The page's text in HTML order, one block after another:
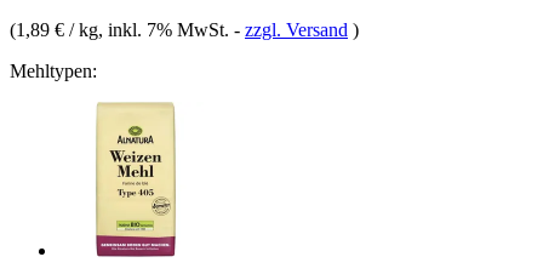
(1,89 € / kg, inkl. 7% MwSt. - zzgl. Versand )
Mehltypen: